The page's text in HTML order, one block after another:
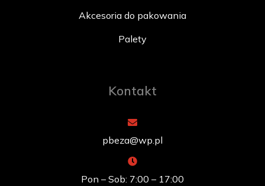
Akcesoria do pakowania
Palety
Kontakt
pbeza@wp.pl
Pon – Sob: 7:00 – 17:00